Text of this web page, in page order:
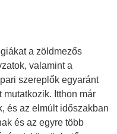
a zöldmezős
valamint a
szereplők egyaránt
mutatkozik. Itthon már
és az elmúlt időszakban
és az egyre több